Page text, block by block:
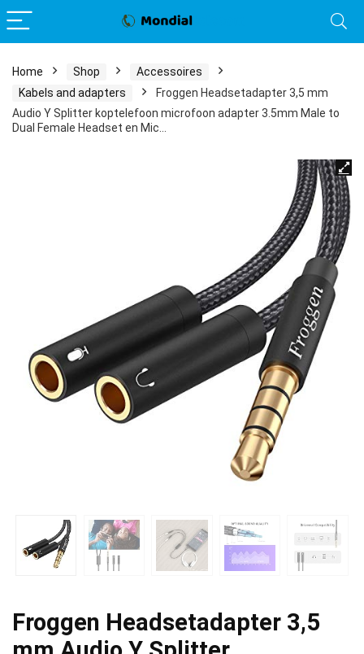
Home Shop
Accessoires
Kabels and adapters
Froggen Headsetadapter 3,5 mm
Audio Y Splitter koptelefoon microfoon adapter 3.5mm Male to
Dual Female Headset en Mic…
Froggen Headsetadapter 3,5